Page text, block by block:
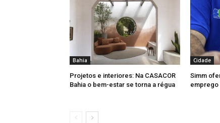
Bahia
Projetos e interiores: Na CASACOR
Bahia o bem-estar se torna a régua
Cidade
Simm
emprego